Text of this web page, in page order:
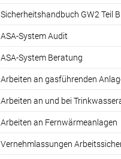
Sicherheitshandbuch GW2 Teil B
ASA-System Audit
ASA-System Beratung
Arbeiten an gasführenden
Arbeiten an und bei
Arbeiten an Fernwärmeanlagen
Vernehmlassungen